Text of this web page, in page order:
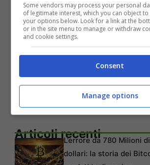
oltre 20 missioni di tre
garantisce anche un’esperienza
cui le tattiche profonde e la
i clic al secondo in qualsiasi
di sfida aggiuntive consentono di
da solo o in coop con un amico.
Articoli recentiL’errore da 780 Milioni di
dollari: la storia dei
Some vendors may process your personal
of legitimate interest, which you can object
your options below. Look for a link at the
or in the site menu to manage or withdraw
and cookie settings.
Consent
Manage options